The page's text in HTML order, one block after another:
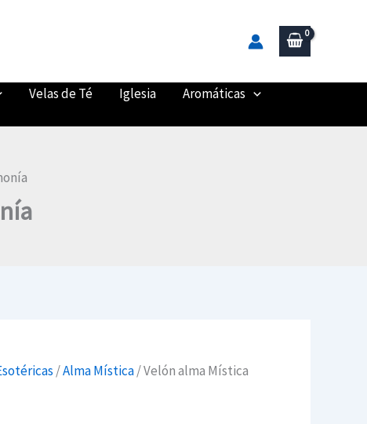
Velas de Té Iglesia
Aromáticas
/Alma Mística/ Velón alma Mística